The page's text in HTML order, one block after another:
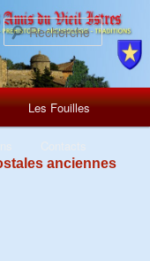
Les Fouilles
anciennes